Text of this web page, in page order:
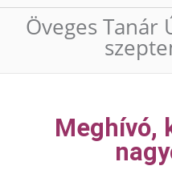
Öveges Tanár
Meghívó,